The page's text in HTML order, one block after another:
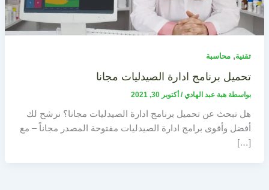
تقنية, محاسبة
تحميل برنامج ادارة الصيدليات مجانا
بواسطة هبة عبد الهادي/ أكتوبر 30, 2021
هل تبحث عن تحميل برنامج ادارة الصيدليات مجانا؟ نرشح لك
أفضل وأقوى برامج ادارة الصيدليات مفتوحة المصدر مجاناً – مع
[…]